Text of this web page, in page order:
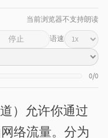
当前浏览器不支持朗读
停止
语速
0/0
）允许你通过
络流量。分为